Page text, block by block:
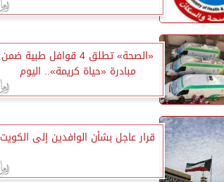
«الصحة» تطلق 4 قوافل طبية ضمن
مبادرة «حياة كريمة».. اليوم
قرار عاجل بشأن الوافدين إلى الكويت